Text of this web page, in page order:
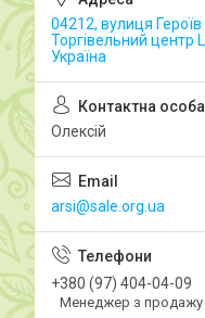
04212, вулиця
Торгівельний центр
Україна
Олексій
arsi@sale.org.ua
+380 (97) 404-04-09
Менеджер з продажу